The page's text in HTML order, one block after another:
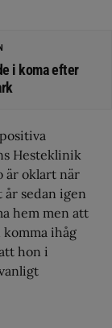
i koma efter
Hesteklinik
är oklart när
sedan igen
hem men att
ihåg
hon i